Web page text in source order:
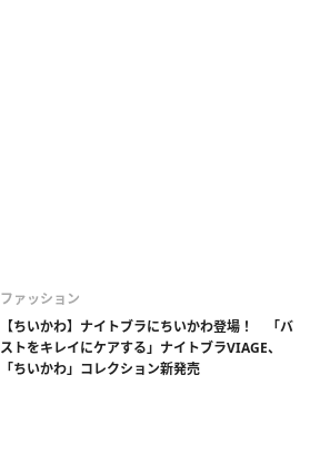
ファッション
【ちいかわ】ナイトブラにちいかわ登場！ 「バ
ストをキレイにケアする」ナイトブラVIAGE、
「ちいかわ」コレクション新発売